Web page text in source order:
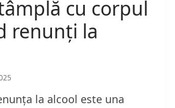
cu corpul
renunți la
la alcool este una